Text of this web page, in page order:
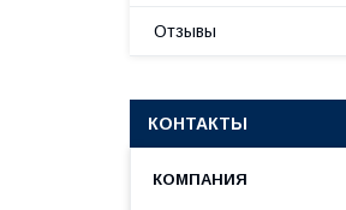
Отзывы
КОНТАКТЫ